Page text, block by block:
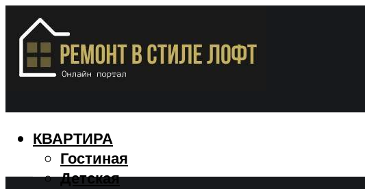
КВАРТИРА
Гостиная
Детская